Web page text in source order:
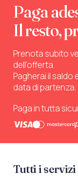
Paga
Il resto,
Prenota subito
dell’offerta.
Pagherai il saldo
data di partenza.
Paga in tutta
Tutti i servizi